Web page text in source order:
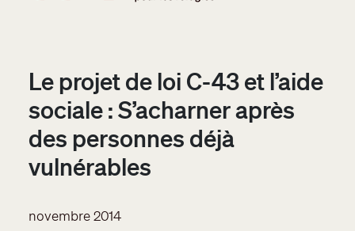
Le projet de loi C-43 et l’aide
sociale : S’acharner après
des personnes déjà
vulnérables
novembre 2014